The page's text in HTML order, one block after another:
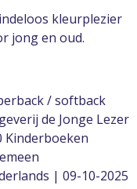
kleurplezier
jong en oud.
/ softback
de Jonge Lezer
Kinderboeken
| 09-10-2025